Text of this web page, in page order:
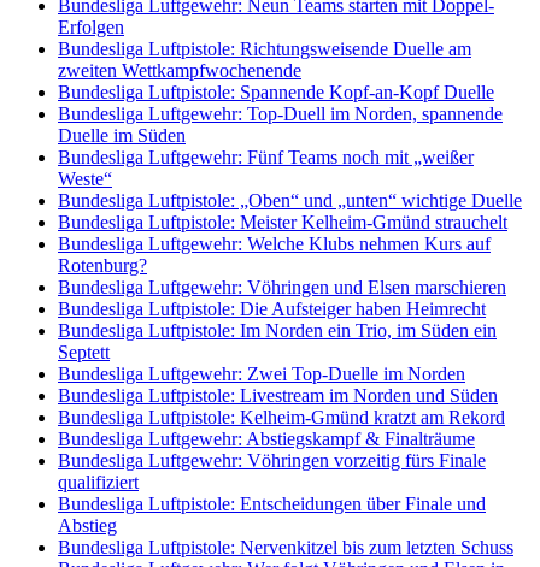
Bundesliga Luftgewehr: Neun Teams starten mit Doppel-
Erfolgen
Bundesliga Luftpistole: Richtungsweisende Duelle am
zweiten Wettkampfwochenende
Bundesliga Luftpistole: Spannende Kopf-an-Kopf Duelle
Bundesliga Luftgewehr: Top-Duell im Norden, spannende
Duelle im Süden
Bundesliga Luftgewehr: Fünf Teams noch mit „weißer
Weste“
Bundesliga Luftpistole: „Oben“ und „unten“ wichtige Duelle
Bundesliga Luftpistole: Meister Kelheim-Gmünd strauchelt
Bundesliga Luftgewehr: Welche Klubs nehmen Kurs auf
Rotenburg?
Bundesliga Luftgewehr: Vöhringen und Elsen marschieren
Bundesliga Luftpistole: Die Aufsteiger haben Heimrecht
Bundesliga Luftpistole: Im Norden ein Trio, im Süden ein
Septett
Bundesliga Luftgewehr: Zwei Top-Duelle im Norden
Bundesliga Luftpistole: Livestream im Norden und Süden
Bundesliga Luftpistole: Kelheim-Gmünd kratzt am Rekord
Bundesliga Luftgewehr: Abstiegskampf & Finalträume
Bundesliga Luftgewehr: Vöhringen vorzeitig fürs Finale
qualifiziert
Bundesliga Luftpistole: Entscheidungen über Finale und
Abstieg
Bundesliga Luftpistole: Nervenkitzel bis zum letzten Schuss